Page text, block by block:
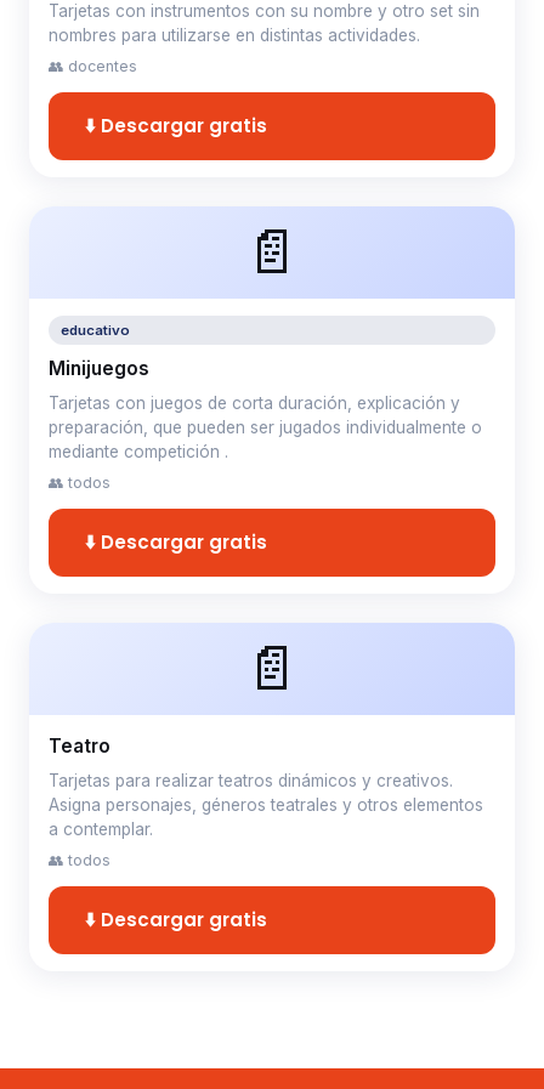
Tarjetas con instrumentos con su nombre y otro set sin
nombres para utilizarse en distintas actividades.
👥 docentes
⬇️ Descargar gratis
📄
educativo
Minijuegos
Tarjetas con juegos de corta duración, explicación y
preparación, que pueden ser jugados individualmente o
mediante competición .
👥 todos
⬇️ Descargar gratis
📄
Teatro
Tarjetas para realizar teatros dinámicos y creativos.
Asigna personajes, géneros teatrales y otros elementos
a contemplar.
👥 todos
⬇️ Descargar gratis